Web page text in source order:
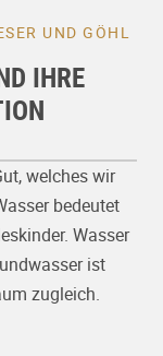
UND GÖHL
IHRE
welches wir
bedeutet
Wasser
ist
zugleich.